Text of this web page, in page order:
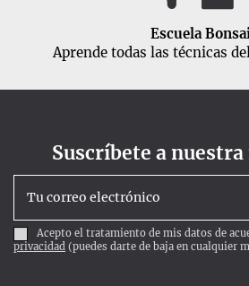
Escuela Bonsai
Aprende todas las técnicas
Suscríbete a
Acepto el tratamiento de mis datos de
privacidad (puedes darte de baja en cualquier